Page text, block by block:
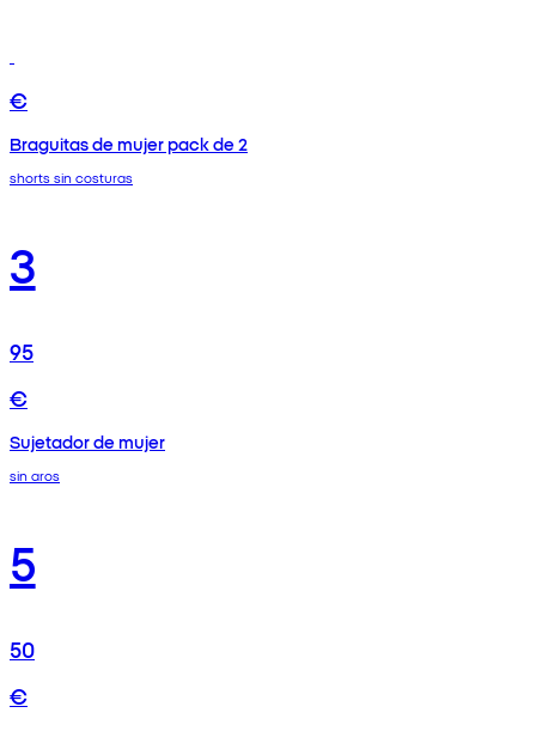
€
Braguitas de mujer pack de 2
shorts sin costuras
3
95
€
Sujetador de mujer
sin aros
5
50
€